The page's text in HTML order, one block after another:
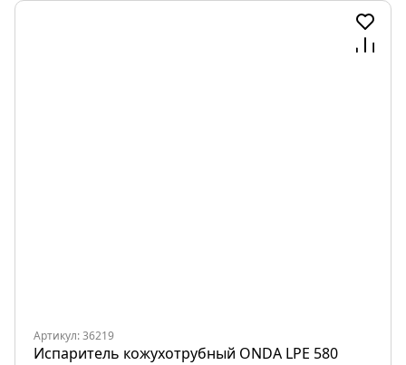
Артикул: 36219
Испаритель кожухотрубный ONDA LPE 580